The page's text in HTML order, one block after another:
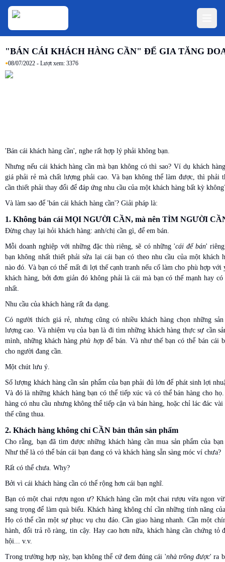
"BÁN CÁI KHÁCH HÀNG CẦN" ĐỂ GIA TĂNG
•08/07/2022 - Lượt xem: 3376
'Bán cái khách hàng cần', nghe rất hợp lý phải không bạn.
Nhưng nếu cái khách hàng cần mà bạn không có thì sao? Ví dụ khách
giá phải rẻ mà chất lượng phải cao. Và bạn không thể làm được, thì phải
cần thiết phải thay đổi để đáp ứng nhu cầu của một khách hàng bất kỳ
Và làm sao để 'bán cái khách hàng cần'? Giải pháp là:
1. Không bán cái MỌI NGƯỜI CẦN, mà nên TÌM NGƯỜI
Đừng chạy lại hỏi khách hàng: anh/chị cần gì, để em bán.
Mỗi doanh nghiệp với những đặc thù riêng, sẽ có những 'cái để bán'
bạn không nhất thiết phải sửa lại cái bạn có theo nhu cầu của một khách
nào đó. Và bạn có thể mất đi lợi thế cạnh tranh nếu cố làm cho phù hợp với
khách hàng, bởi đơn giản đó không phải là cái mà bạn có thế mạnh hay
nhất.
Nhu cầu của khách hàng rất đa dạng.
Có người thích giá rẻ, nhưng cũng có nhiều khách hàng chọn những sản
lượng cao. Và nhiệm vụ của bạn là đi tìm những khách hàng thực sự cần
mình, những khách hàngphù hợpđể bán. Và như thế bạn có thể bán cái
cho người đang cần.
Một chút lưu ý.
Số lượng khách hàng cần sản phẩm của bạn phải đủ lớn để phát sinh lợi
Và đó là những khách hàng bạn có thể tiếp xúc và có thể bán hàng cho
hàng có nhu cầu nhưng không thể tiếp cận và bán hàng, hoặc chỉ lác đác
thế cũng thua.
2. Khách hàng không chỉ CẦN bản thân sản phẩm
Cho rằng, bạn đã tìm được những khách hàng cần mua sản phẩm của
Như thế là có thể bán cái bạn đang có và khách hàng sẵn sàng móc ví chưa?
Rất có thể chưa. Why?
Bởi vì cái khách hàng cần có thể rộng hơn cái bạn nghĩ.
Bạn có một chai rượu ngon ư? Khách hàng cần một chai rượu vừa ngon
sang trọng để làm quà biếu. Khách hàng không chỉ cần những tính năng
Họ có thể cần một sự phục vụ chu đáo. Cần giao hàng nhanh. Cần một
hành, đổi trả rõ ràng, tin cậy. Hay cao hơn nữa, khách hàng cần chứng tỏ
hội... v.v.
Trong trường hợp này, bạn không thể cứ đem đúng cái 'nhà trồng được' ra